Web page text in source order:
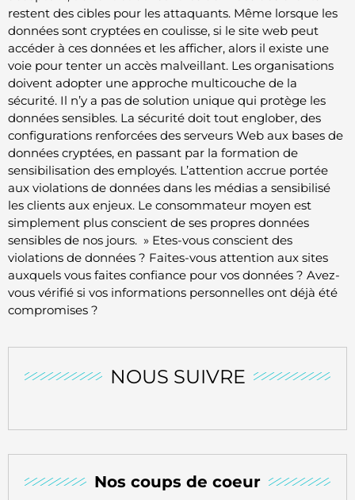
NOUS SUIVRE
Nos coups de coeur
restent des cibles pour les attaquants. Même lorsque les
données sont cryptées en coulisse, si le site web peut
accéder à ces données et les afficher, alors il existe une
voie pour tenter un accès malveillant. Les organisations
doivent adopter une approche multicouche de la
sécurité. Il n’y a pas de solution unique qui protège les
données sensibles. La sécurité doit tout englober, des
configurations renforcées des serveurs Web aux bases de
données cryptées, en passant par la formation de
sensibilisation des employés. L’attention accrue portée
aux violations de données dans les médias a sensibilisé
les clients aux enjeux. Le consommateur moyen est
simplement plus conscient de ses propres données
sensibles de nos jours. » Etes-vous conscient des
violations de données ? Faites-vous attention aux sites
auxquels vous faites confiance pour vos données ? Avez-
vous vérifié si vos informations personnelles ont déjà été
compromises ?